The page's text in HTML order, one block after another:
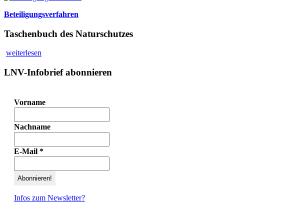
Beteiligungsverfahren
Taschenbuch des Naturschutzes
weiterlesen
LNV-Infobrief abonnieren
Vorname
Nachname
E-Mail *
Infos zum Newsletter?